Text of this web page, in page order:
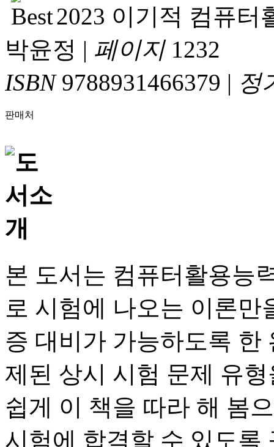
2023 이기적 컴퓨터
박윤정 | 페이지1232
ISBN9788931466379 | 정
판매처
본 도서는 컴퓨터활용능
로 시험에 나오는 이론만
증 대비가 가능하도록 한
제된 상시 시험 문제 유
쉽게 이 책을 따라 해 봄
시험에 합격할 수 있도록